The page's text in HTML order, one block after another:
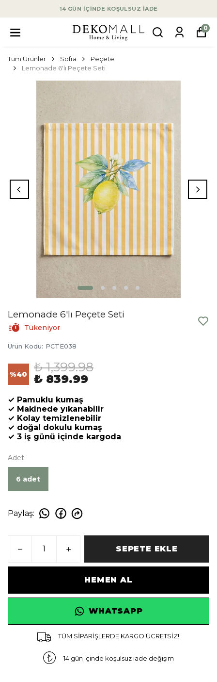
14 GÜN İÇİNDE KOŞULSUZ İADE
0
Tüm Ürünler Sofra
Peçete
Lemonade 6'lı Peçete Seti
Lemonade 6'lı Peçete Seti
Tükeniyor
Ürün Kodu: PCTE038
%40 ₺ 1,399.98
₺ 839.99
✓ Pamuklu kumaş
✓ Makinede yıkanabilir
✓ Kolay temizlenebilir
✓ doğal dokulu kumaş
✓ 3 iş günü içinde kargoda
Adet
6 adet
Paylaş:
SEPETE EKLE
HEMEN AL
WHATSAPP
TÜM SİPARİŞLERDE KARGO ÜCRETSİZ!
14 gün içinde koşulsuz iade değişim